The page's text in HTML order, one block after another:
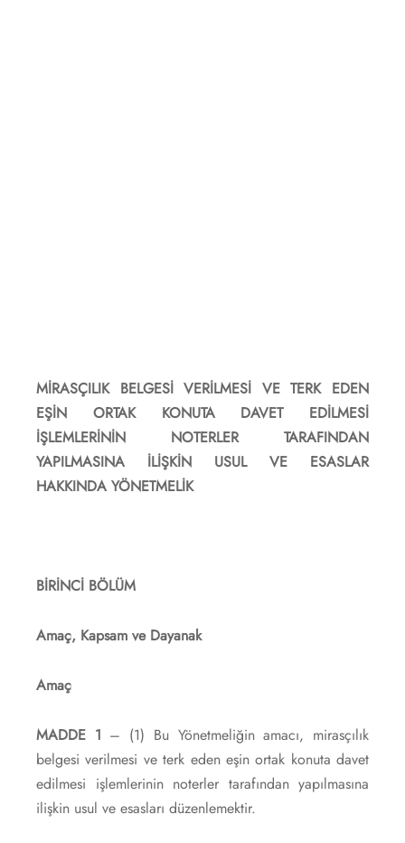
MİRASÇILIK BELGESİ VERİLMESİ VE TERK EDEN
EŞİN ORTAK KONUTA DAVET EDİLMESİ
İŞLEMLERİNİN NOTERLER TARAFINDAN
YAPILMASINA İLİŞKİN USUL VE ESASLAR
HAKKINDA YÖNETMELİK
BİRİNCİ BÖLÜM
Amaç, Kapsam ve Dayanak
Amaç
MADDE 1 – (1) Bu Yönetmeliğin amacı, mirasçılık
belgesi verilmesi ve terk eden eşin ortak konuta davet
edilmesi işlemlerinin noterler tarafından yapılmasına
ilişkin usul ve esasları düzenlemektir.